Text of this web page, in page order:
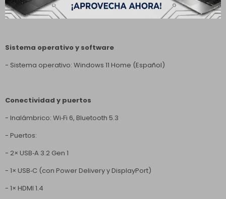
- Peso: 1.94 kg
Sistema operativo y software
- Sistema operativo: Windows 11 Home (Español)
Conectividad y puertos
- Inalámbrico: Wi‑Fi 6, Bluetooth 5.3
- Puertos:
- 2× USB‑A 3.2 Gen 1
- 1× USB‑C (con Power Delivery y DisplayPort)
- 1× HDMI 1.4